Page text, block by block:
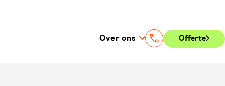
Over ons Offerte